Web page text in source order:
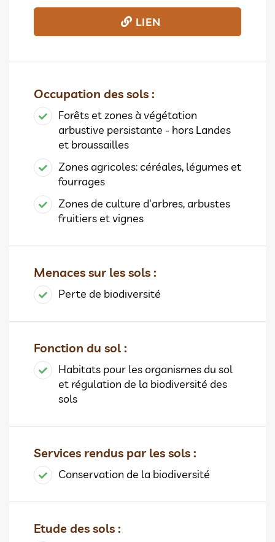
LIEN
Occupation des sols :
Forêts et zones à végétation
arbustive persistante - hors Landes
et broussailles
Zones agricoles: céréales, légumes et
fourrages
Zones de culture d'arbres, arbustes
fruitiers et vignes
Menaces sur les sols :
Perte de biodiversité
Fonction du sol :
Habitats pour les organismes du sol
et régulation de la biodiversité des
sols
Services rendus par les sols :
Conservation de la biodiversité
Etude des sols :